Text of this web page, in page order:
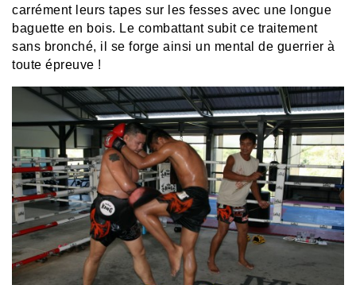
carrément leurs tapes sur les fesses avec une longue
baguette en bois. Le combattant subit ce traitement
sans bronché, il se forge ainsi un mental de guerrier à
toute épreuve !